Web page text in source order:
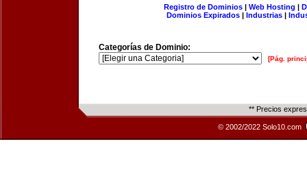
Registro de Dominios| Web Hosting |
Dominios Expirados | Industrias |
Categorías de Dominio:
[Pág.
** Precios
© 2002/2022 Solo10.com